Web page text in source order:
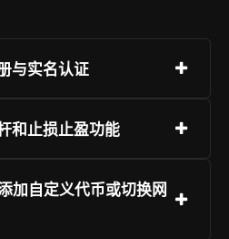
与实名认证
手机号或邮箱→设置密码→
和止损止盈功能
BTC/ETH等主流币种永续
提供触发式止损止盈、跟
加自定义代币或切换网